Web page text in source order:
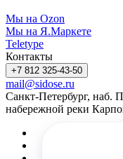
Мы на Ozon
Мы на Я.Маркете
Teletype
Контакты
+7 812 325-43-50
mail@sidose.ru
Санкт-Петербург, наб.
набережной реки